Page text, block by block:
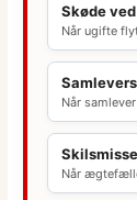
Skøde
Når ugifte
Når
Når